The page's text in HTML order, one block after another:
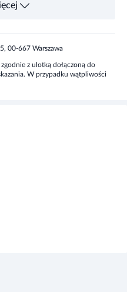
głowy, senność,
widzenia, drżenie,
aktywność enzymów
(wysypka,
erekcji. Rzadko:
się, zaburzenia snu, stany
istniejącej
00-667 Warszawa
z ulotką dołączoną do
W przypadku wątpliwości